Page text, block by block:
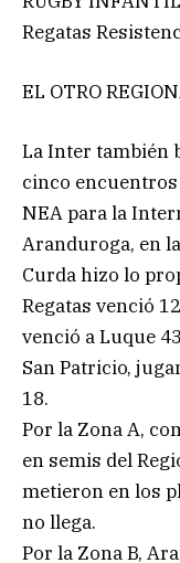
Regatas
EL OTRO
La Inter también
cinco encuentros
NEA para la
Aranduroga, en
Curda hizo lo
Regatas venció
venció a Luque
San Patricio,
18.
Por la Zona A,
en semis del
metieron en los
no llega.
Por la Zona B,